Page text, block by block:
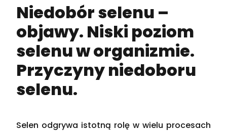
Niedobór selenu –
objawy. Niski poziom
selenu w organizmie.
Przyczyny niedoboru
selenu.
Selen odgrywa istotną rolę w wielu procesach